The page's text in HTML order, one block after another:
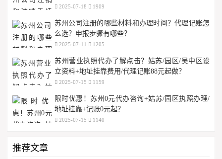
2025-07-18 1909
苏州公司注册的哪些材料和办理时间？代理记账怎
么选？申报步骤有哪些？
2025-07-11 1205
苏州营业执照代办了解点击？姑苏/园区/吴中区设
立资料+地址挂靠费用/代理记账88元起做？
2025-07-15 1159
限时优惠！苏州0元代办咨询+姑苏/园区执照办理/
地址挂靠+记账0元起？
2025-07-15 1140
推荐文章